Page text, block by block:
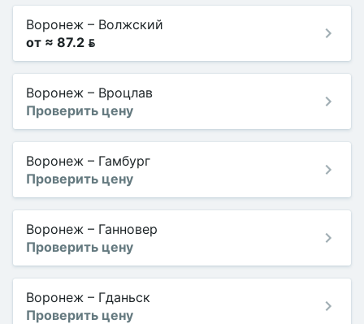
Воронеж – Волжский
от ≈ 87.2 
Воронеж – Вроцлав
Проверить цену
Воронеж – Гамбург
Проверить цену
Воронеж – Ганновер
Проверить цену
Воронеж – Гданьск
Проверить цену